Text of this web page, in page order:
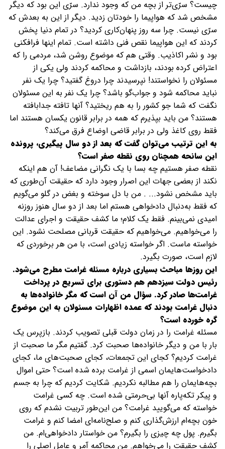
چیست؟ سرّی‌تر از بچه من که وجود ندارد. سرّی این بود که دیگر
مشخص شد که هواپیما را خودتان زدید. دیگر از این به بعدش که
سرّی نیست. چرا سه روز پنهان‌کاری کردید؟ در تمام دنیا پخش
کردند که این هواپیما نقص فنی داشته است. تمام اینها فرافکنی
بود و نشر اکاذیب. وقتی هم که موضوع روشن شد، مردمی را که
اعتراض کرده بودند، بازداشت و محاکمه کردند ولی یکی از
مسئولان را نخواستند! نپرسیدند چرا دروغ گفتید؟ چرا یک نفر
نباید محاکمه شود و جواب‌گو باشد؟ چرا یک نفر به این مسئولان
نگفت که شما جو کشور را به هم ریختید؟ آنها تافته جدابافته
هستند؟ من باید بپذیرم که همه در برابر قانون یکسان هستند اما
فقط روی کاغذ ولی در برابر قاضی اوضاع فرق می‌کند؟
به این ترتیب می‌توان گفت که بعد از دو سال پیگیری، پرونده
این سانحه همچنان روی نقطه صفر است؟
نقطه صفر هستیم چه بسا با یک نگرانی مضاعف! آن هم اینکه
نکند از بعضی جهات این اصرار وجود دارد که حقیقت آن‌طوری که
باید مشخص نشود... . من با دل سوخته و بغض در گلو می‌گویم
که فقط به‌دنبال دادخواهی هستم اما بعد از دو سال هنوز روزنه
امیدی نمی‌بینم. فقط یک کلام؛ ما کشف حقیقت و اجرای عدالت
را می‌خواهیم. می‌خواهیم که حقیقت قربانی مصلحت نشود. این
خواسته ماست. اگر خواسته زیادی است، با من هر برخوردی که
لازم است، صورت بگیرد.
این روزها مباحث بسیاری درباره مسئله غرامت مطرح می‌شود.
رئیس دولت سیزدهم هم دستوری برای تسریع در پرداخت
غرامت‌ها صادر کرد. سؤال من آن است که مگر خانواده‌ها به
دنبال غرامت بودند که عمده اظهارات مسئولان به این موضوع
گره خورده است؟
مسئله غرامت را در زمان دولت قبلی تصویب کردند. بازپرس یک
بار با من و دیگر خانواده‌ها صحبت کرد. گفتیم مگر ما صحبت از
غرامت کردیم؟ کجای این تجمعات، کجای صحبت‌های ما، کجای
دادخواست‌هایمان اسمی از غرامت برده شده است؟ حتی اموال
بچه‌هایمان را هم مطالبه نکردیم. شکایت کردیم که چرا به جسم
و پیکر تکه‌پاره‌ آنها بی‌حرمتی شده است. چه کسی غرامت
خواسته که می‌گویید غرامت؟ من این‌طور تربیت نشدم که روی
خون بچه‌ام ارزش‌گذاری کنم و صلح‌نامه‌ای امضا کنم و غرامت
بگیرم. پول چه چیزی را بگیرم؟ من خواستار دادخواهی‌ام. من
کشف حقیقت را می‌خواهم. من محاکمه آمر و عامل اصلی را